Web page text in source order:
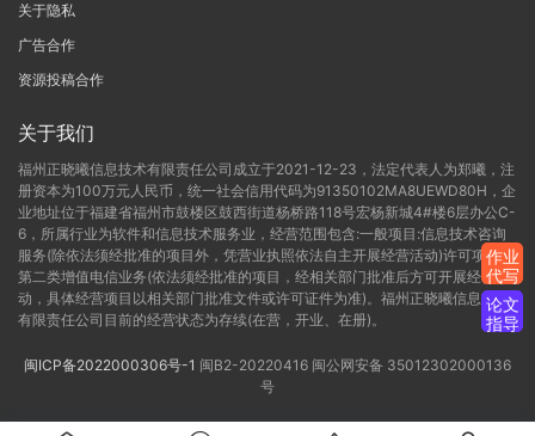
关于隐私
广告合作
资源投稿合作
关于我们
福州正晓曦信息技术有限责任公司成立于2021-12-23，法定代表人为郑曦，注
册资本为100万元人民币，统一社会信用代码为91350102MA8UEWD80H，企
业地址位于福建省福州市鼓楼区鼓西街道杨桥路118号宏杨新城4#楼6层办公C-
6，所属行业为软件和信息技术服务业，经营范围包含:一般项目:信息技术咨询
服务(除依法须经批准的项目外，凭营业执照依法自主开展经营活动)许可项目:
第二类增值电信业务(依法须经批准的项目，经相关部门批准后方可开展经营活
动，具体经营项目以相关部门批准文件或许可证件为准)。福州正晓曦信息技术
有限责任公司目前的经营状态为存续(在营，开业、在册)。
闽ICP备2022000306号-1 闽B2-20220416 闽公网安备 35012302000136
号
作业
代写
论文
指导